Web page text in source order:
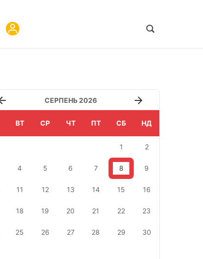
СЕРПЕНЬ 2026
ВТ СР ЧТ ПТ СБ НД
1 2
4 5 6 7 8 9
11 12 13 14 15 16
18 19 20 21 22 23
25 26 27 28 29 30